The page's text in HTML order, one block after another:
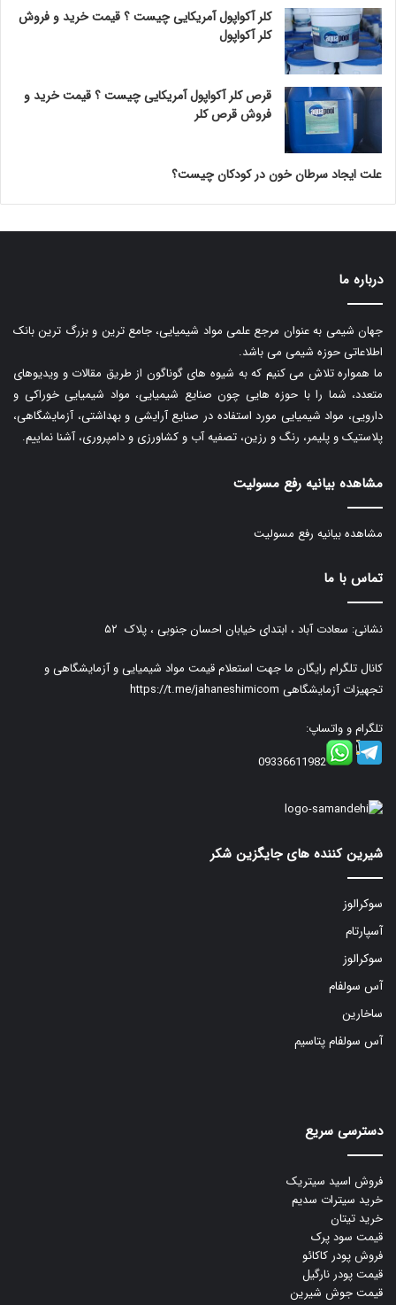
کلر آکواپول آمریکایی چیست ؟ قیمت خرید و فروش
کلر آکواپول
قرص کلر آکواپول آمریکایی چیست ؟ قیمت خرید و
فروش قرص کلر
علت ایجاد سرطان خون در کودکان چیست؟
درباره ما
جهان شیمی به عنوان مرجع علمی مواد شیمیایی، جامع ترین و بزرگ ترین بانک
اطلاعاتی حوزه شیمی می باشد.
ما همواره تلاش می کنیم که به شیوه های گوناگون از طریق مقالات و ویدیوهای
متعدد، شما را با حوزه هایی چون صنایع شیمیایی، مواد شیمیایی خوراکی و
دارویی، مواد شیمیایی مورد استفاده در صنایع آرایشی و بهداشتی، آزمایشگاهی،
پلاستیک و پلیمر، رنگ و رزین، تصفیه آب و کشاورزی و دامپروری، آشنا نماییم.
مشاهده بیانیه رفع مسولیت
مشاهده بیانیه رفع مسولیت
تماس با ما
نشانی: سعادت آباد ، ابتدای خیابان احسان جنوبی ، پلاک ۵۲
کانال تلگرام رایگان ما جهت استعلام قیمت مواد شیمیایی و آزمایشگاهی و
تجهیزات آزمایشگاهی https://t.me/jahaneshimicom
تلگرام و واتساپ:
09336611982
شیرین کننده های جایگزین شکر
سوکرالوز
آسپارتام
سوکرالوز
آس سولفام
ساخارین
آس سولفام پتاسیم
دسترسی سریع
فروش اسید سیتریک
خرید سیترات سدیم
خرید تیتان
قیمت سود پرک
فروش پودر کاکائو
قیمت پودر نارگیل
قیمت جوش شیرین